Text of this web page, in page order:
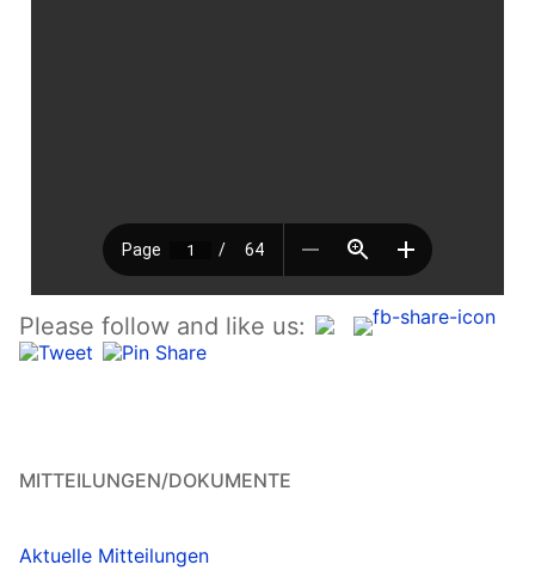
Please follow and like us:
MITTEILUNGEN/DOKUMENTE
Aktuelle Mitteilungen